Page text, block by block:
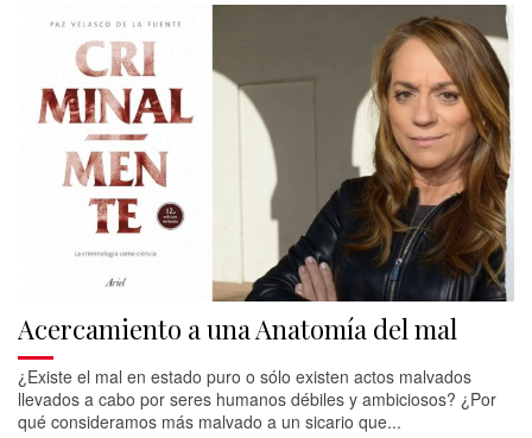
Acercamiento a una Anatomía del mal
¿Existe el mal en estado puro o sólo existen actos malvados
llevados a cabo por seres humanos débiles y ambiciosos? ¿Por
qué consideramos más malvado a un sicario que...